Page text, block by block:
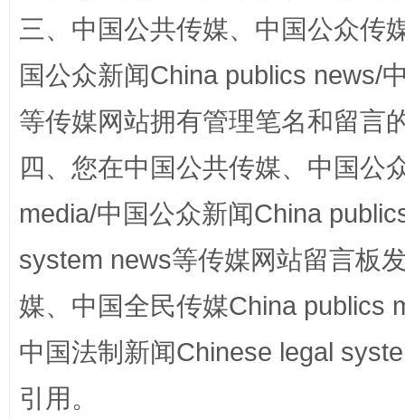
国家大学科技园优化重塑工作
三、中国公共传媒、中国公众传
国公众新闻China publics news/
等传媒网站拥有管理笔名和留言
四、您在中国公共传媒、中国公
media/中国公众新闻China
system news等传媒网站留言板
媒、中国全民传媒China publics
中国法制新闻Chinese legal
引用。